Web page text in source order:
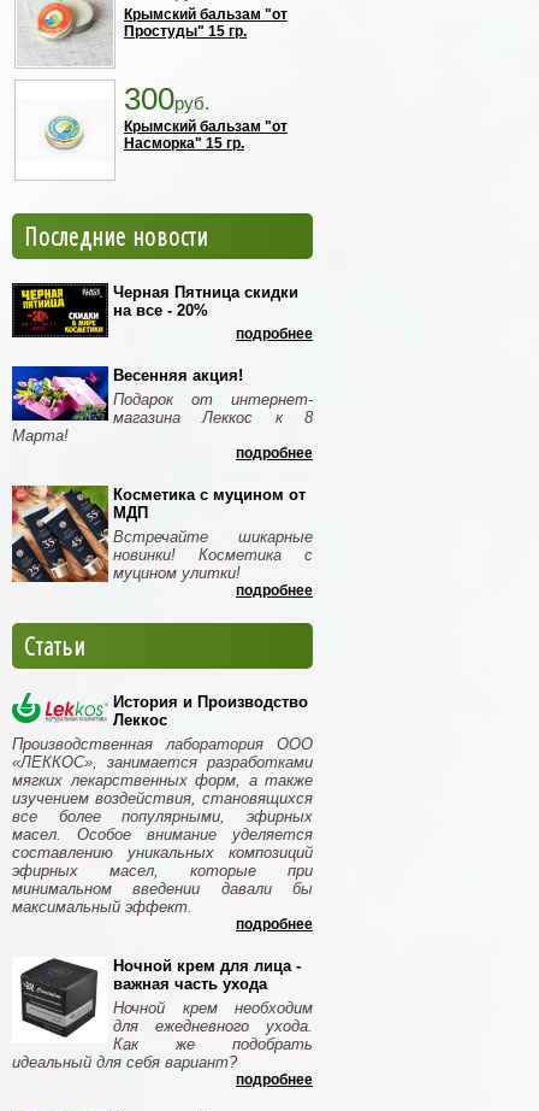
Крымский бальзам "от
Простуды" 15 гр.
300руб.
Крымский бальзам "от
Насморка" 15 гр.
Последние новости
Черная Пятница скидки
на все - 20%
подробнее
Весенняя акция!
Подарок от интернет-
магазина Леккос к 8
Марта!
подробнее
Косметика с муцином от
МДП
Встречайте шикарные
новинки! Косметика с
муцином улитки!
подробнее
Статьи
История и Производство
Леккос
Производственная лаборатория ООО
«ЛЕККОС», занимается разработками
мягких лекарственных форм, а также
изучением воздействия, становящихся
все более популярными, эфирных
масел. Особое внимание уделяется
составлению уникальных композиций
эфирных масел, которые при
минимальном введении давали бы
максимальный эффект.
подробнее
Ночной крем для лица -
важная часть ухода
Ночной крем необходим
для ежедневного ухода.
Как же подобрать
идеальный для себя вариант?
подробнее